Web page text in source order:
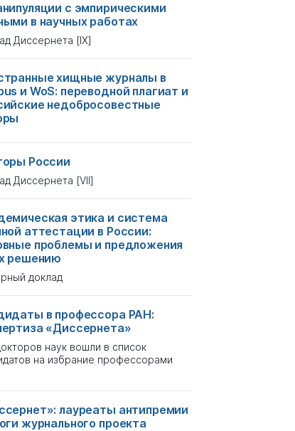
c эмпирическими
в научных работах
Диссернета [IX]
хищные журналы в
и WoS: переводной плагиат и
недобросовестные
России
Диссернета [VII]
этика и система
аттестации в России:
проблемы и предложения
решению
доклад
в профессора РАН:
«Диссернета»
наук вошли в список
на избрание профессорами
лауреаты антипремии
журнального проекта